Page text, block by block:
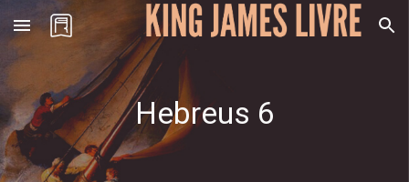
Skip to main content Skip to navigation
Hebreus 6